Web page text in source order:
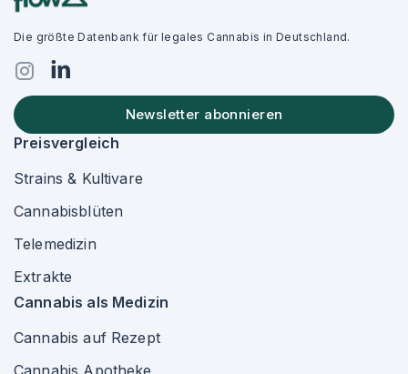
Die größte Datenbank für legales Cannabis in Deutschland.
Newsletter abonnieren
Preisvergleich
Strains & Kultivare
Cannabisblüten
Telemedizin
Extrakte
Cannabis als Medizin
Cannabis auf Rezept
Cannabis Apotheke